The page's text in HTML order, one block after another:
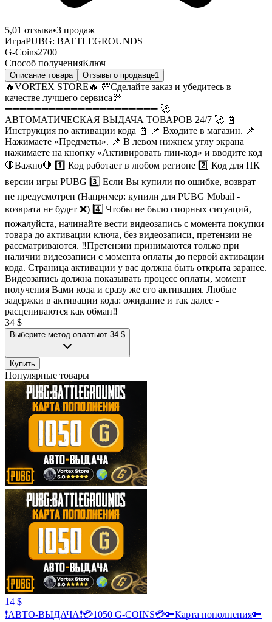
5,01 отзыва•3 продаж
ИграPUBG: BATTLEGROUNDS
G-Coins2700
Способ полученияКлюч
Описание товара Отзывы о продавце1
🔥VORTEX STORE🔥 💯Сделайте заказ и убедитесь в
качестве лучшего сервиса💯
➖➖➖➖➖➖➖➖➖➖➖➖➖➖➖➖➖➖➖➖➖ 🚀
АВТОМАТИЧЕСКАЯ ВЫДАЧА ТОВАРОВ 24/7 🚀 📓
Инструкция по активации кода 📓 📌 Входите в магазин. 📌
Нажимаете «Предметы». 📌 В левом нижнем углу экрана
нажимаете на кнопку «Активировать пин-код» и вводите код
🛑Важно🛑 1️⃣ Код работает в любом регионе 2️⃣ Код для ПК
версии игры PUBG 3️⃣ Если Вы купили по ошибке, возврат
не предусмотрен (Например: купили для PUBG Mobail -
возврата не будет ❌) 4️⃣ Чтобы не было спорных ситуаций,
пожалуйста, начинайте вести видеозапись с момента покупки
товара до активации ключа, без видеозаписи, претензии не
рассматриваются. ‼️Претензии принимаются только при
наличии видеозаписи с момента оплаты до первой активации
кода. Страница активации у вас должна быть открыта заранее.
Видеозапись должна показывать процесс оплаты, момент
получения Вами кода и сразу же его активация. Любые
задержки в активации кода: ожидание и так далее -
расцениваются как обман‼️
34 $
Выберите метод оплатыот 34 $
Купить
Популярные товары
14 $
❗АВТО-ВЫДАЧА❗💳1050 G-COINS💳🔑Карта пополнения🔑